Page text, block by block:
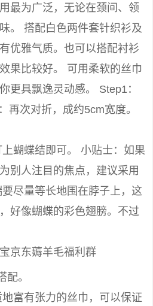
最为广泛，无论在颈间、领
。 搭配白色两件套针织衫及
优雅气质。也可以搭配衬衫
果比较好。 可用柔软的丝巾
更具飘逸灵动感。 Step1：
再次对折，成约5cm宽度。
蝴蝶结即可。 小贴士：如果
别人注目的焦点，建议采用
尽量等长地围在脖子上，这
好像蝴蝶的彩色翅膀。不过
京东薅羊毛福利群
。
富有张力的丝巾，可以保证